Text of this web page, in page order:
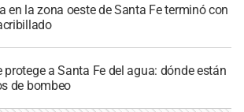
en la zona oeste de Santa Fe terminó con
protege a Santa Fe del agua: dónde están
de bombeo